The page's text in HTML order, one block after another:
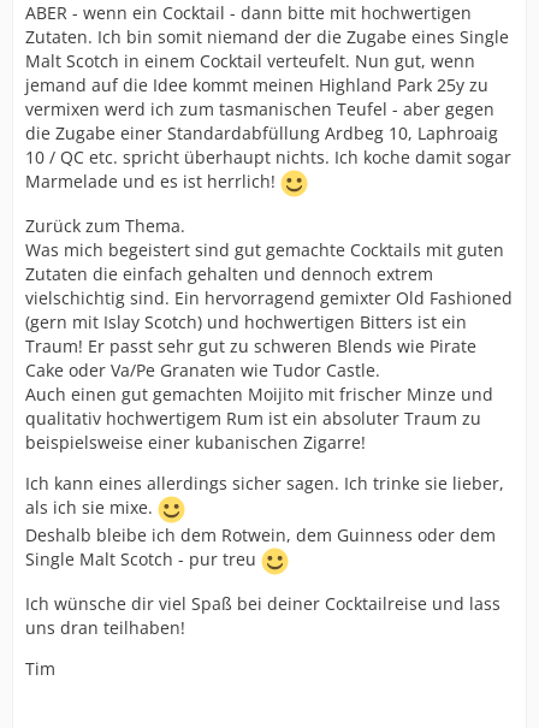
ABER - wenn ein Cocktail - dann bitte mit hochwertigen
Zutaten. Ich bin somit niemand der die Zugabe eines Single
Malt Scotch in einem Cocktail verteufelt. Nun gut, wenn
jemand auf die Idee kommt meinen Highland Park 25y zu
vermixen werd ich zum tasmanischen Teufel - aber gegen
die Zugabe einer Standardabfüllung Ardbeg 10, Laphroaig
10 / QC etc. spricht überhaupt nichts. Ich koche damit sogar
Marmelade und es ist herrlich!
Zurück zum Thema.
Was mich begeistert sind gut gemachte Cocktails mit guten
Zutaten die einfach gehalten und dennoch extrem
vielschichtig sind. Ein hervorragend gemixter Old Fashioned
(gern mit Islay Scotch) und hochwertigen Bitters ist ein
Traum! Er passt sehr gut zu schweren Blends wie Pirate
Cake oder Va/Pe Granaten wie Tudor Castle.
Auch einen gut gemachten Moijito mit frischer Minze und
qualitativ hochwertigem Rum ist ein absoluter Traum zu
beispielsweise einer kubanischen Zigarre!
Ich kann eines allerdings sicher sagen. Ich trinke sie lieber,
als ich sie mixe.
Deshalb bleibe ich dem Rotwein, dem Guinness oder dem
Single Malt Scotch - pur treu
Ich wünsche dir viel Spaß bei deiner Cocktailreise und lass
uns dran teilhaben!
Tim